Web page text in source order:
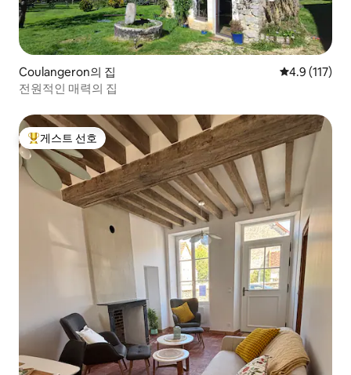
Coulangeron의 집 평점 4.9점(5
4.9 (117)
전원적인 매력의 집
상위 게스트 선호
게스트 선호